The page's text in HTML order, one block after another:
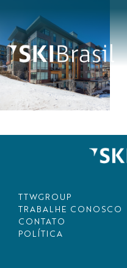
TTWGROUP
TRABALHE CONOSCO
CONTATO
POLÍTICA